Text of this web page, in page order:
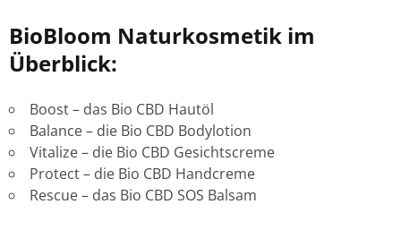
BioBloom Naturkosmetik im
Überblick:
Boost – das Bio CBD Hautöl
Balance – die Bio CBD Bodylotion
Vitalize – die Bio CBD Gesichtscreme
Protect – die Bio CBD Handcreme
Rescue – das Bio CBD SOS Balsam